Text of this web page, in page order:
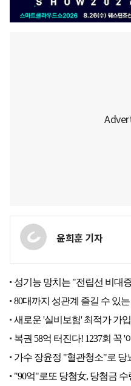
윤희훈 기자